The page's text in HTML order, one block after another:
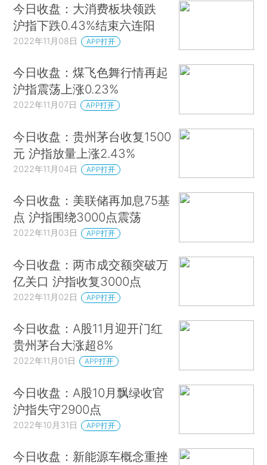
今日收盘：大消费板块领跌
沪指下跌0.43%结束六连阳
2022年11月08日 APP打开
今日收盘：煤飞色舞行情再起
沪指震荡上涨0.23%
2022年11月07日 APP打开
今日收盘：贵州茅台收复1500
元 沪指放量上涨2.43%
2022年11月04日 APP打开
今日收盘：美联储再加息75基
点 沪指围绕3000点震荡
2022年11月03日 APP打开
今日收盘：两市成交额突破万
亿关口 沪指收复3000点
2022年11月02日 APP打开
今日收盘：A股11月迎开门红
贵州茅台大涨超8%
2022年11月01日 APP打开
今日收盘：A股10月飘绿收官
沪指失守2900点
2022年10月31日 APP打开
今日收盘：新能源车概念重挫